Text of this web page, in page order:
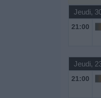
Jeudi,
21:00
Jeudi,
21:00